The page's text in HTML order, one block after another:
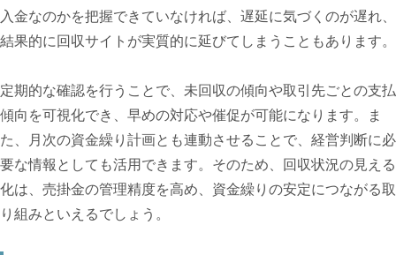
入金なのかを把握できていなければ、遅延に気づくのが遅れ、
結果的に回収サイトが実質的に延びてしまうこともあります。
定期的な確認を行うことで、未回収の傾向や取引先ごとの支払
傾向を可視化でき、早めの対応や催促が可能になります。ま
た、月次の資金繰り計画とも連動させることで、経営判断に必
要な情報としても活用できます。そのため、回収状況の見える
化は、売掛金の管理精度を高め、資金繰りの安定につながる取
り組みといえるでしょう。